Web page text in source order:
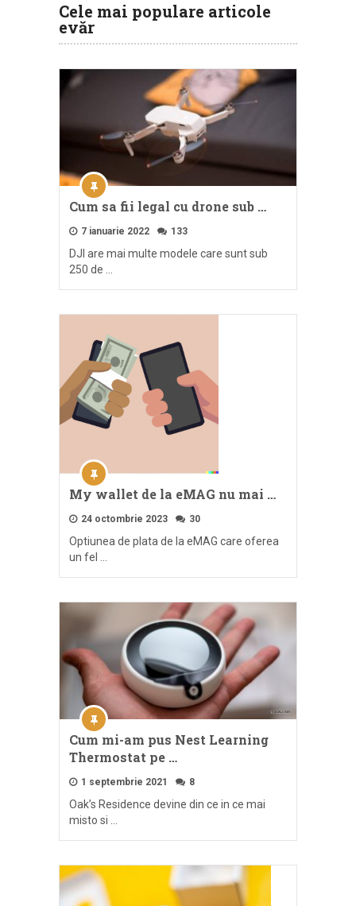
Cele mai populare articole
evăr
Cum sa fii legal cu drone sub …
7 ianuarie 2022 133
DJI are mai multe modele care sunt sub
250 de …
My wallet de la eMAG nu mai …
24 octombrie 2023 30
Optiunea de plata de la eMAG care oferea
un fel …
Cum mi-am pus Nest Learning
Thermostat pe …
1 septembrie 2021 8
Oak’s Residence devine din ce in ce mai
misto si …